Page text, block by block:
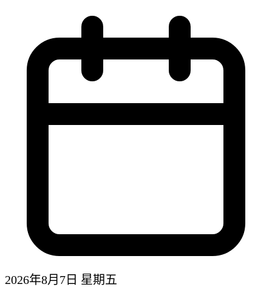
2026年8月7日 星期五